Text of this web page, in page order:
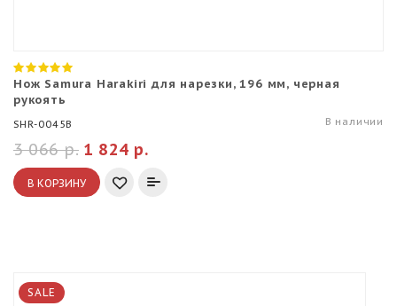
Нож Samura Harakiri для нарезки, 196 мм, черная
рукоять
SHR-0045B В наличии
1 824 р.
3 066 р.
В КОРЗИНУ
SALE